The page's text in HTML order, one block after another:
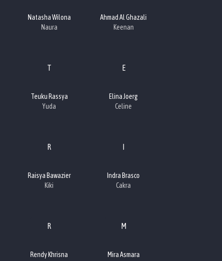
Natasha Wilona
Naura
Ahmad Al Ghazali
Keenan
T
Teuku Rassya
Yuda
E
Elina Joerg
Celine
R
Raisya Bawazier
Kiki
I
Indra Brasco
Cakra
R
Rendy Khrisna
M
Mira Asmara